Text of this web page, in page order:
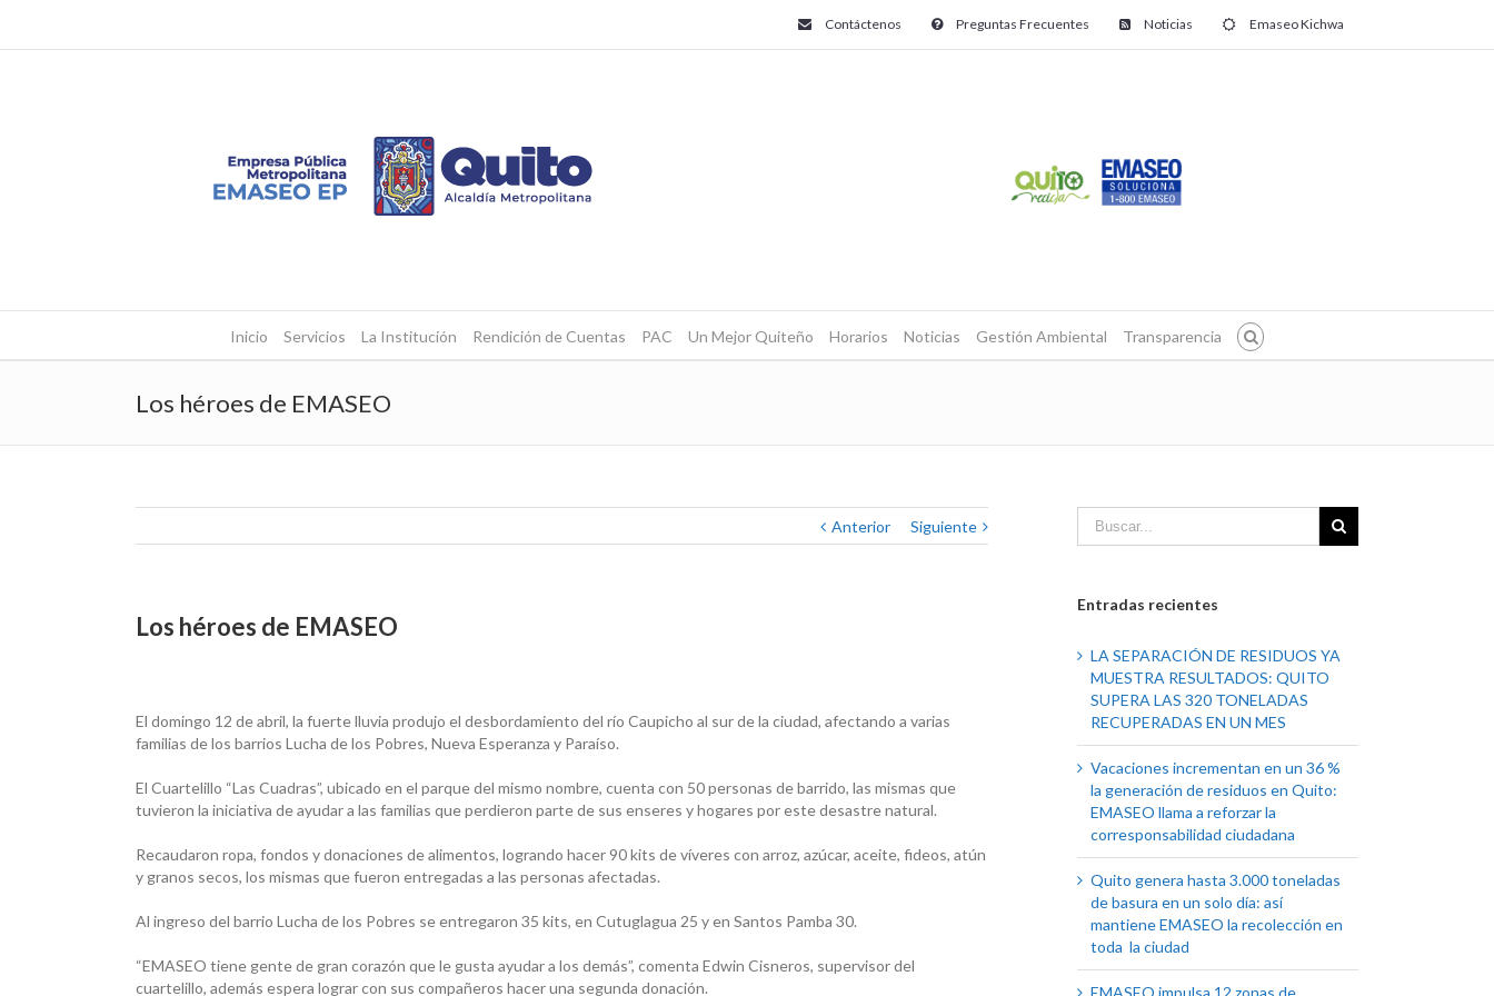
Contáctenos Preguntas Frecuentes Noticias Emaseo Kichwa
Inicio Servicios La Institución Rendición de Cuentas PAC Un Mejor Quiteño Horarios Noticias Gestión Ambiental Transparencia
Los héroes de EMASEO
Anterior Siguiente
Los héroes de EMASEO
El domingo 12 de abril, la fuerte lluvia produjo el desbordamiento del río Caupicho al sur de la ciudad, afectando a varias
familias de los barrios Lucha de los Pobres, Nueva Esperanza y Paraíso.
El Cuartelillo “Las Cuadras”, ubicado en el parque del mismo nombre, cuenta con 50 personas de barrido, las mismas que
tuvieron la iniciativa de ayudar a las familias que perdieron parte de sus enseres y hogares por este desastre natural.
Recaudaron ropa, fondos y donaciones de alimentos, logrando hacer 90 kits de víveres con arroz, azúcar, aceite, fideos, atún
y granos secos, los mismas que fueron entregadas a las personas afectadas.
Al ingreso del barrio Lucha de los Pobres se entregaron 35 kits, en Cutuglagua 25 y en Santos Pamba 30.
“EMASEO tiene gente de gran corazón que le gusta ayudar a los demás”, comenta Edwin Cisneros, supervisor del
cuartelillo, además espera lograr con sus compañeros hacer una segunda donación.
Entradas recientes
LA SEPARACIÓN DE RESIDUOS YA
MUESTRA RESULTADOS: QUITO
SUPERA LAS 320 TONELADAS
RECUPERADAS EN UN MES
Vacaciones incrementan en un 36 %
la generación de residuos en Quito:
EMASEO llama a reforzar la
corresponsabilidad ciudadana
Quito genera hasta 3.000 toneladas
de basura en un solo día: así
mantiene EMASEO la recolección en
toda la ciudad
EMASEO impulsa 12 zonas de